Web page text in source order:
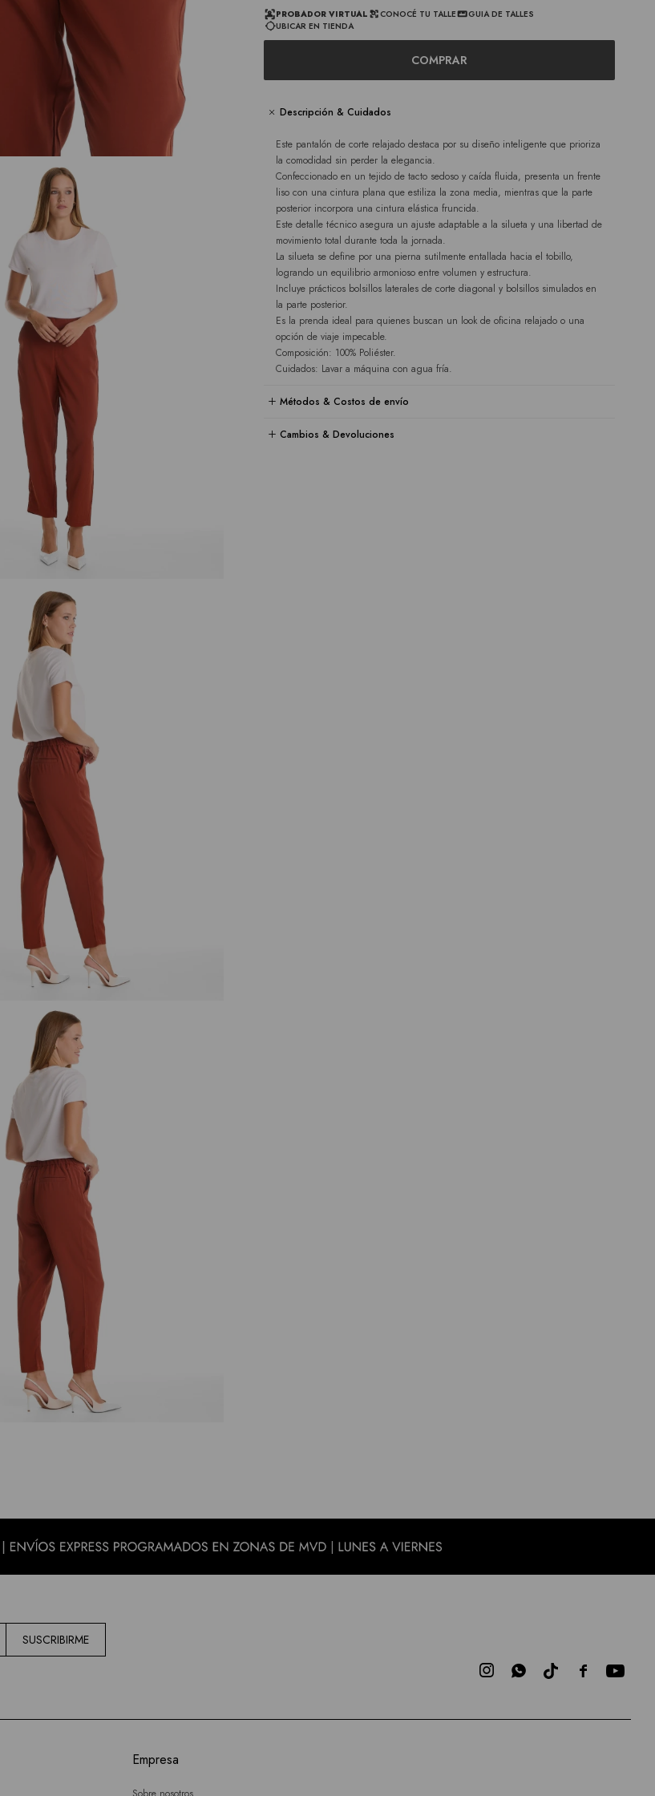
PROBADOR VIRTUAL CONOCÉ TU TALLE
GUIA DE TALLES
UBICAR EN TIENDA
COMPRAR
Descripción & Cuidados
Este pantalón de corte relajado destaca por su diseño inteligente que prioriza
la comodidad sin perder la elegancia.
Confeccionado en un tejido de tacto sedoso y caída fluida, presenta un frente
liso con una cintura plana que estiliza la zona media, mientras que la parte
posterior incorpora una cintura elástica fruncida.
Este detalle técnico asegura un ajuste adaptable a la silueta y una libertad de
movimiento total durante toda la jornada.
La silueta se define por una pierna sutilmente entallada hacia el tobillo,
logrando un equilibrio armonioso entre volumen y estructura.
Incluye prácticos bolsillos laterales de corte diagonal y bolsillos simulados en
la parte posterior.
Es la prenda ideal para quienes buscan un look de oficina relajado o una
opción de viaje impecable.
Composición: 100% Poliéster.
Cuidados: Lavar a máquina con agua fría.
Métodos & Costos de envío
Cambios & Devoluciones
SUSCRIBIRME

 
Empresa